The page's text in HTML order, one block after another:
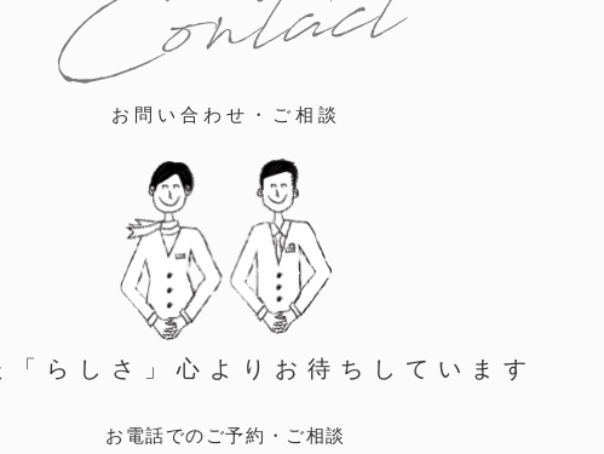
Contact
お問い合わせ・ご相談
「らしさ」心より お待ちしています
お電話でのご予約・ご相談